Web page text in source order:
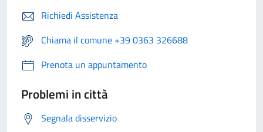
Richiedi Assistenza
Chiama il comune +39 0363 326688
Prenota un appuntamento
Problemi in città
Segnala disservizio